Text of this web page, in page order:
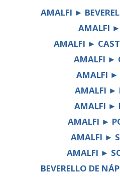
AMALFI ►
AMALFI ►
AMALFI ►
AMALFI ►
AMALFI ►
AMALFI ►
AMALFI ►
AMALFI ►
AMALFI ►
AMALFI ►
BEVERELLO DE